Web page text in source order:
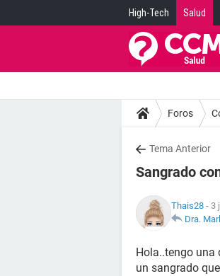
High-Tech Salud
Foros
Tema Anterior
Sangrado
Thais28 - 3
Dra.
Hola..tengo una
un sangrado